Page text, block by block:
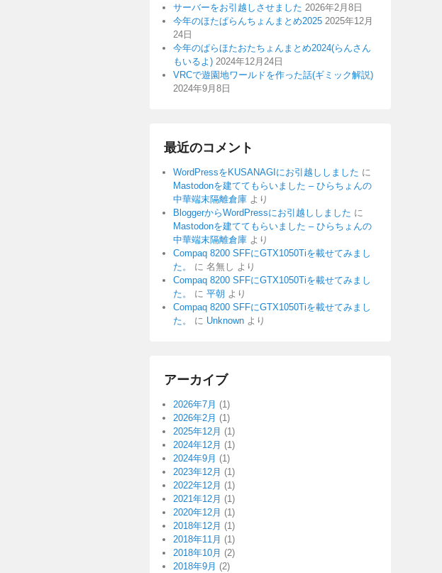
サーバーをお引越しさせました 2026年2月8日
今年のほたぱらんちょんまとめ2025 2025年12月
24日
今年のぱらほたおたちょんまとめ2024(らんさん
もいるよ) 2024年12月24日
VRCで遊園地ワールドを作った話(ギミック解説)
2024年9月8日
最近のコメント
WordPressをKUSANAGIにお引越ししました に
Mastodonを建ててもらいました – ひらちょんの
中華端末隔離倉庫 より
BloggerからWordPressにお引越ししました に
Mastodonを建ててもらいました – ひらちょんの
中華端末隔離倉庫 より
Compaq 8200 SFFにGTX1050Tiを載せてみまし
た。
に 名無し より
Compaq 8200 SFFにGTX1050Tiを載せてみまし
た。
に 平朝 より
Compaq 8200 SFFにGTX1050Tiを載せてみまし
た。
に Unknown より
アーカイブ
2026年7月 (1)
2026年2月 (1)
2025年12月 (1)
2024年12月 (1)
2024年9月 (1)
2023年12月 (1)
2022年12月 (1)
2021年12月 (1)
2020年12月 (1)
2018年12月 (1)
2018年11月 (1)
2018年10月 (2)
2018年9月 (2)